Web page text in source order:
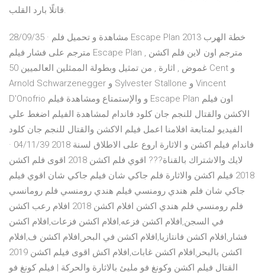
قاتلًا بارد القلب.
28/09/35 · مشاهدة و تحميل فلم Escape Plan 2013 خطة الهرب
مترجم على فشار فيلم Escape Plan مترجم اون لاين فلم اكشن ,
غموض , اثارة , من تمثيل وبطولة الممثلين العالميين 50 Cent و
Arnold Schwarzenegger و Sylvester Stallone و Vincent
D'Onofrio و والإستمتاع ومشاهدة فيلم Escape Plan اون فيلم
الاكشن والقتال للنجم جان كلود فاندام لمشاهدة الفيلم اضغط علي
الفيديو لمتابعة افلامنا اعمل فيلم الاكشن والقتال للنجم جان كلود
فاندام فيلم اكشن و الاثارة اروع على الاطلاق لسنة 2018 04/11/39 ·
لايك والاشتراك بالقناة??? اقوي فلم اكشن 2018 اقوى فلم اكشن
2018 فيلم اكشن والاثارة فلم جاكي شان فيلم جاكي شان اقوي فيلم
جاكي شان فلم هندي رومنسي فيلم هندي رومنسي فلم رومانسي
فلم رومنسي فلم هندي اكشن افلام اكشن 2018 افلام رعب اكشن
في السجن,افلام اكشن فزعه,افلام اكشن فزعات,افلام اكشن
فشار,افلام اكشن فانتازيا,افلام اكشن في البحر,افلام اكشن ف,افلام
اكشن بالبحر,افلام اكشن غابات,افلام اكش اقوى فيلم اكشن 2019
القتال فيلم اكشن وكونغ فو مليئ بالاثارة والحركة | فيلم كونغ فو